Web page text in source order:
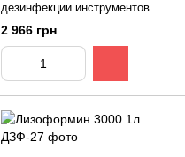
дезинфекции инструментов
2 966 грн